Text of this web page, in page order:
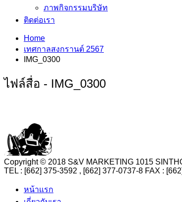
ภาพกิจกรรมบริษัท
ติดต่อเรา
Home
เทศกาลสงกรานต์ 2567
IMG_0300
ไฟล์สื่อ - IMG_0300
Copyright © 2018 S&V MARKETING 1015
TEL : [662] 375-3592 , [662] 377-0737-8 FAX :
หน้าแรก